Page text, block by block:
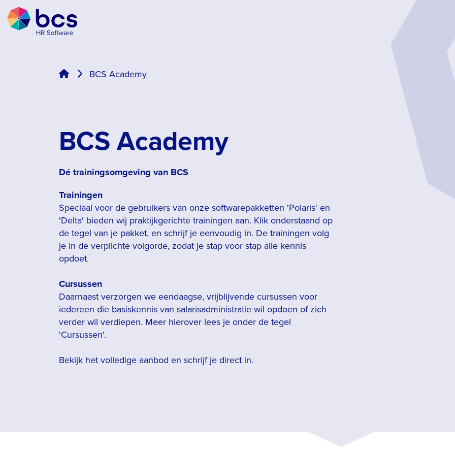
BCS Academy
BCS Academy
Dé trainingsomgeving van BCS
Trainingen
Speciaal voor de gebruikers van onze softwarepakketten 'Polaris' en
'Delta' bieden wij praktijkgerichte trainingen aan. Klik onderstaand op
de tegel van je pakket, en schrijf je eenvoudig in. De trainingen volg
je in de verplichte volgorde, zodat je stap voor stap alle kennis
opdoet.
Cursussen
Daarnaast verzorgen we eendaagse, vrijblijvende cursussen voor
iedereen die basiskennis van salarisadministratie wil opdoen of zich
verder wil verdiepen. Meer hierover lees je onder de tegel
'Cursussen'.
Bekijk het volledige aanbod en schrijf je direct in.